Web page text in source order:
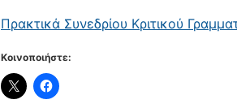
Πρακτικά Συνεδρίου Κριτικού
Κοινοποιήστε: